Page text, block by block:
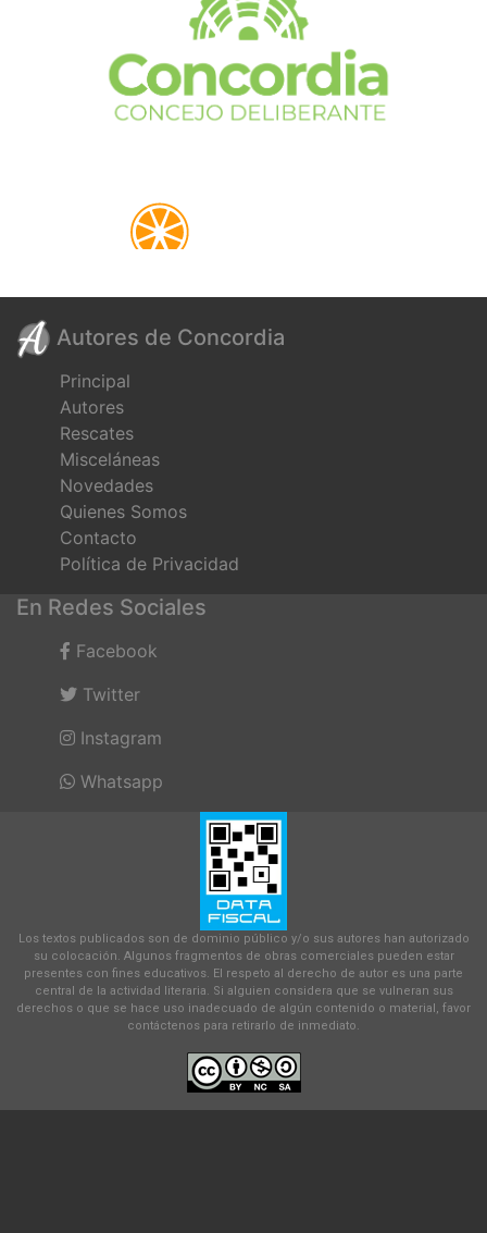
Autores de Concordia
Principal
Autores
Rescates
Misceláneas
Novedades
Quienes Somos
Contacto
Política de Privacidad
En Redes Sociales
Facebook
Twitter
Instagram
Whatsapp
Los textos publicados son de dominio público y/o sus autores han autorizado
su colocación. Algunos fragmentos de obras comerciales pueden estar
presentes con fines educativos. El respeto al derecho de autor es una parte
central de la actividad literaria. Si alguien considera que se vulneran sus
derechos o que se hace uso inadecuado de algún contenido o material, favor
contáctenos para retirarlo de inmediato.